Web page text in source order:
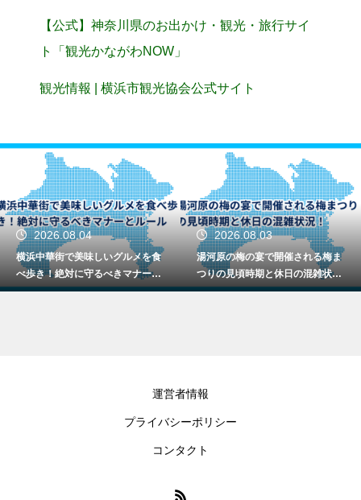
【公式】神奈川県のお出かけ・観光・旅行サイ
ト「観光かながわNOW」
観光情報 | 横浜市観光協会公式サイト
2026.08.04
横浜中華街で美味しいグルメを食
べ歩き！絶対に守るべきマナーと
ルール
2026.08.03
湯河原の梅の宴で開催される梅ま
つりの見頃時期と休日の混雑状
況！
運営者情報
プライバシーポリシー
コンタクト